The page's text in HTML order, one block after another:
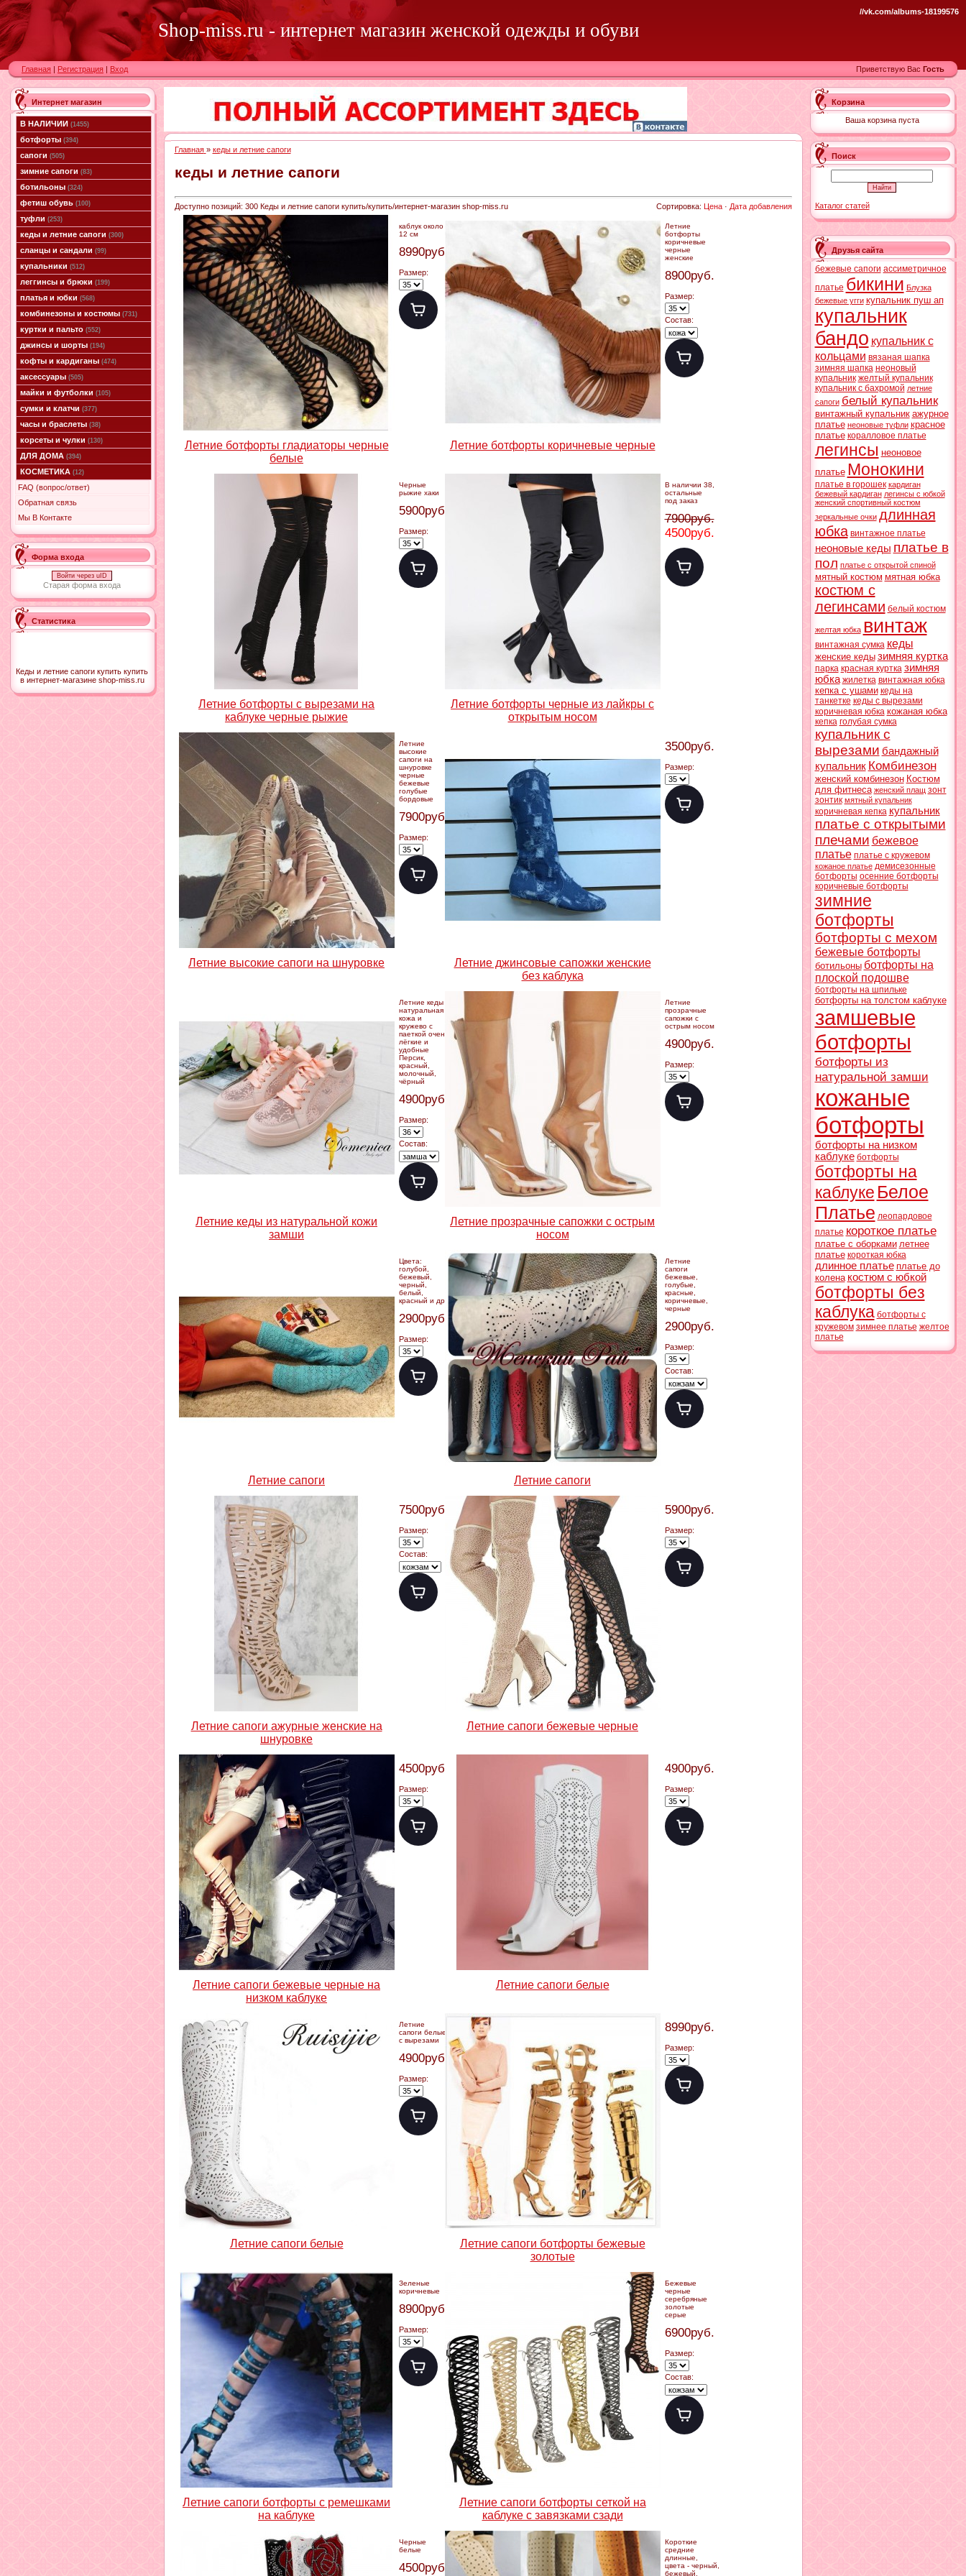
Shop-miss.ru - интернет магазин женской одежды и обуви
//vk.com/albums-18199576
Главная | Регистрация | Вход Приветствую Вас Гость
Интернет магазин
В НАЛИЧИИ(1455)
ботфорты(394)
сапоги(505)
зимние сапоги(83)
ботильоны(324)
фетиш обувь(100)
туфли(253)
кеды и летние сапоги(300)
сланцы и сандали(99)
купальники(512)
леггинсы и брюки(199)
платья и юбки(568)
комбинезоны и костюмы(731)
куртки и пальто(552)
джинсы и шорты(194)
кофты и кардиганы(474)
аксессуары(505)
майки и футболки(105)
сумки и клатчи(377)
часы и браслеты(38)
корсеты и чулки(130)
ДЛЯ ДОМА(394)
КОСМЕТИКА(12)
FAQ (вопрос/ответ)
Обратная связь
Мы В Контакте
Форма входа
Войти через uID
Старая форма входа
Статистика
Кеды и летние сапоги купить купить
в интернет-магазине shop-miss.ru
Главная » кеды и летние сапоги
кеды и летние сапоги
Доступно позиций: 300Кеды и летние сапоги купить/купить/интернет-магазин shop-miss.ru Сортировка: Цена· Дата добавления
Летние ботфорты гладиаторы черные
белые
каблук около
12 см
8990руб.
Размер:
Летние ботфорты коричневые черные
Летние
ботфорты
коричневые
черные
женские
8900руб.
Размер:
Состав:
Летние ботфорты с вырезами на
каблуке черные рыжие
Черные
рыжие хаки
5900руб.
Размер:
Летние ботфорты черные из лайкры с
открытым носом
В наличии 38,
остальные
под заказ
7900руб.
4500руб.
Летние высокие сапоги на шнуровке
Летние
высокие
сапоги на
шнуровке
черные
бежевые
голубые
бордовые
7900руб.
Размер:
Летние джинсовые сапожки женские
без каблука
3500руб.
Размер:
Летние кеды из натуральной кожи
замши
Летние кеды
натуральная
кожа и
кружево с
паеткой очень
лёгкие и
удобные
Персик,
красный,
молочный,
чёрный
4900руб.
Размер:
Состав:
Летние прозрачные сапожки с острым
носом
Летние
прозрачные
сапожки с
острым носом
4900руб.
Размер:
Летние сапоги
Цвета:
голубой,
бежевый,
черный,
белый,
красный и др.
2900руб.
Размер:
Летние сапоги
Летние
сапоги
бежевые,
голубые,
красные,
коричневые,
черные
2900руб.
Размер:
Состав:
Летние сапоги ажурные женские на
шнуровке
7500руб.
Размер:
Состав:
Летние сапоги бежевые черные
5900руб.
Размер:
Летние сапоги бежевые черные на
низком каблуке
4500руб.
Размер:
Летние сапоги белые
4900руб.
Размер:
Летние сапоги белые
Летние
сапоги белые
с вырезами
4900руб.
Размер:
Летние сапоги ботфорты бежевые
золотые
8990руб.
Размер:
Летние сапоги ботфорты с ремешками
на каблуке
Зеленые
коричневые
8900руб.
Размер:
Летние сапоги ботфорты сеткой на
каблуке с завязками сзади
Бежевые
черные
серебряные
золотые
серые
6900руб.
Размер:
Состав:
Черные
белые
4500руб.
Короткие
средние
длинные,
цвета - черный,
бежевый,
Корзина
Ваша корзина пуста
Поиск
Каталог статей
Друзья сайта
бежевые сапоги ассиметричное
платье бикини Блузка
бежевые угги купальник пуш ап
купальник
бандо купальник с
кольцами вязаная шапка
зимняя шапка неоновый
купальник желтый купальник
купальник с бахромой летние
сапоги белый купальник
винтажный купальник ажурное
платье неоновые туфли красное
платье коралловое платье
легинсы неоновое
платье Монокини
платье в горошек кардиган
бежевый кардиган легинсы с юбкой
женский спортивный костюм
зеркальные очки длинная
юбка винтажное платье
неоновые кеды платье в
пол платье с открытой спиной
мятный костюм мятная юбка
костюм с
легинсами белый костюм
желтая юбка винтаж
винтажная сумка кеды
женские кеды зимняя куртка
парка красная куртка зимняя
юбка жилетка винтажная юбка
кепка с ушами кеды на
танкетке кеды с вырезами
коричневая юбка кожаная юбка
кепка голубая сумка
купальник с
вырезами бандажный
купальник Комбинезон
женский комбинезон Костюм
для фитнеса женский плащ зонт
зонтик мятный купальник
коричневая кепка купальник
платье с открытыми
плечами бежевое
платье платье с кружевом
кожаное платье демисезонные
ботфорты осенние ботфорты
коричневые ботфорты
зимние
ботфорты
ботфорты с мехом
бежевые ботфорты
ботильоны ботфорты на
плоской подошве
ботфорты на шпильке
ботфорты на толстом каблуке
замшевые
ботфорты
ботфорты из
натуральной замши
кожаные
ботфорты
ботфорты на низком
каблуке ботфорты
ботфорты на
каблуке Белое
Платье леопардовое
платье короткое платье
платье с оборками летнее
платье короткая юбка
длинное платье платье до
колена костюм с юбкой
ботфорты без
каблука ботфорты с
кружевом зимнее платье желтое
платье